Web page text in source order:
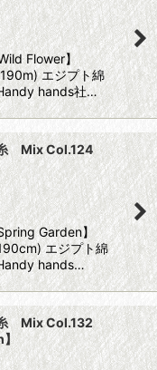
Flower】
エジプト綿
hands社…
Mix Col.124
Garden】
エジプト綿
hands…
Mix Col.132
】